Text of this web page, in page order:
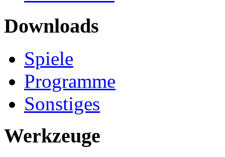
Downloads
Spiele
Programme
Sonstiges
Werkzeuge